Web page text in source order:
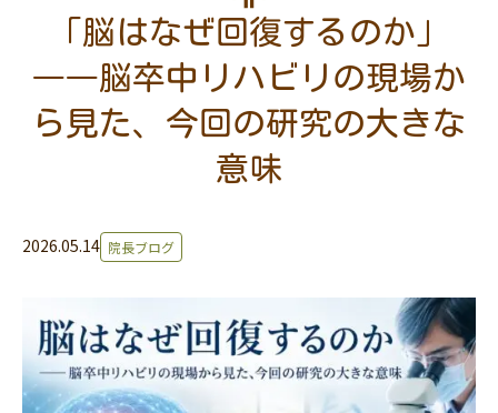
「脳はなぜ回復するのか」
――脳卒中リハビリの現場か
ら見た、今回の研究の大きな
意味
2026.05.14 院長ブログ